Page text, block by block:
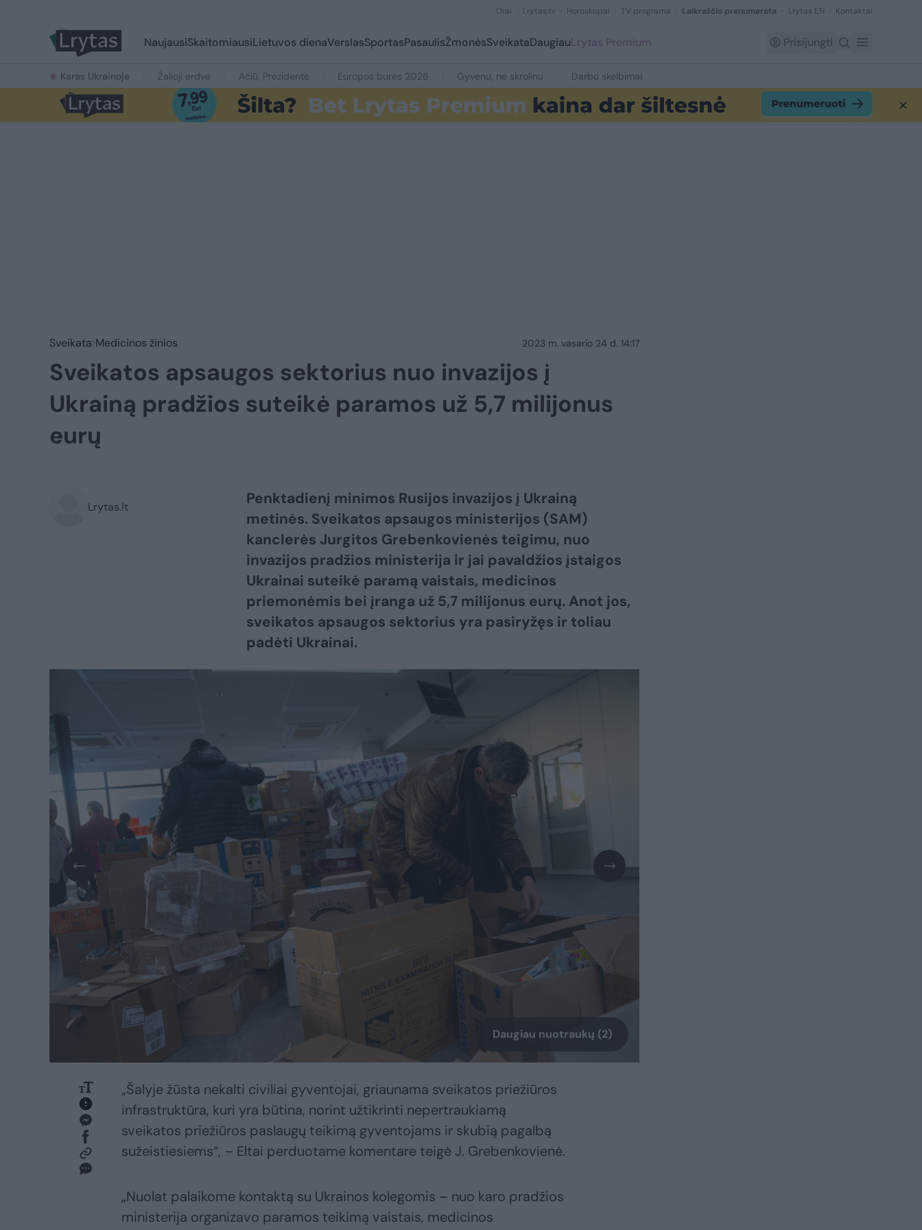
Orai Lrytas.tv Horoskopai TV programa Laikraščio prenumerata Lrytas EN Kontaktai
NaujausiSkaitomiausiLietuvos dienaVerslasSportasPasaulisŽmonėsSveikataDaugiauLrytas Premium Prisijungti
Karas Ukrainoje Žalioji erdvė Ačiū, Prezidente Europos burės 2026 Gyvenu, ne skrolinu Darbo skelbimai
Sveikata Medicinos žinios 2023 m. vasario 24 d. 14:17
Sveikatos apsaugos sektorius nuo invazijos į
Ukrainą pradžios suteikė paramos už 5,7 milijonus
eurų
Lrytas.lt
Penktadienį minimos Rusijos invazijos į Ukrainą
metinės. Sveikatos apsaugos ministerijos (SAM)
kanclerės Jurgitos Grebenkovienės teigimu, nuo
invazijos pradžios ministerija ir jai pavaldžios įstaigos
Ukrainai suteikė paramą vaistais, medicinos
priemonėmis bei įranga už 5,7 milijonus eurų. Anot jos,
sveikatos apsaugos sektorius yra pasiryžęs ir toliau
padėti Ukrainai.
Daugiau nuotraukų (2)
„Šalyje žūsta nekalti civiliai gyventojai, griaunama sveikatos priežiūros
infrastruktūra, kuri yra būtina, norint užtikrinti nepertraukiamą
sveikatos priežiūros paslaugų teikimą gyventojams ir skubią pagalbą
sužeistiesiems“, – Eltai perduotame komentare teigė J. Grebenkovienė.
„Nuolat palaikome kontaktą su Ukrainos kolegomis – nuo karo pradžios
ministerija organizavo paramos teikimą vaistais, medicinos